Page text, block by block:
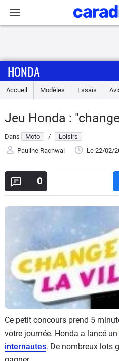
Accueil
Essais
Equipement
Avis
125
Marques
Services
Auto
HONDA
Accueil Modèles Essais
Jeu Honda :
Dans Moto /
Loisirs
Pauline Rachwal
Le 22/02/
0
Ce petit concours prend 5
votre journée. Honda a lancé un
internautes. De nombreux lots